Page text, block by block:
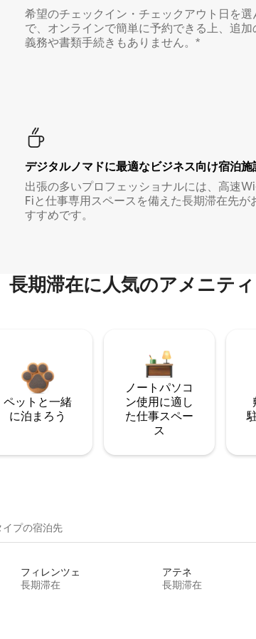
希望のチェックイン・チェックアウト日を選
で、オンラインで簡単に予約できる上、追加
義務や書類手続きもありません。*
デジタルノマド⁠に最⁠適⁠なビ⁠ジ⁠ネ⁠ス⁠向⁠け宿⁠泊⁠施⁠
出張の多いプロフェッショナルには、高速
Fiと仕事専用スペースを備えた長期滞在先が
すすめです。
長期滞在に人気のアメニテ
ペットと一緒
に泊まろう
ノートパソコ
ン使用に適し
た仕事スペー
ス
プ⁠の宿⁠泊⁠先
フィレンツェ
長期滞在
アテネ
長期滞在